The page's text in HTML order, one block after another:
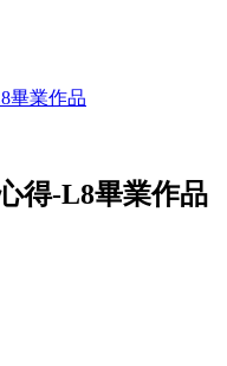
畢業作品
得-L8畢業作品